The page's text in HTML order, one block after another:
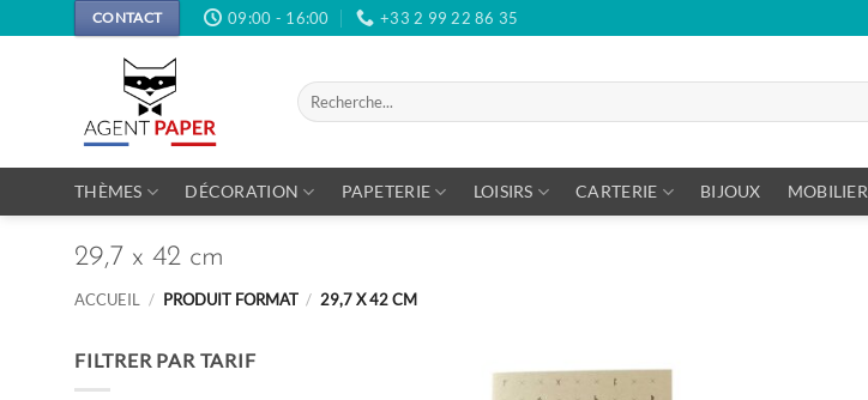
au
CONTACT 09:00 - 16:00 +33 2 99 22 86 35
Recherche
pour :
THÈMES DÉCORATION PAPETERIE LOISIRS CARTERIE BIJOUX MOBILIER
29,7 x 42 cm
ACCUEIL / PRODUIT FORMAT / 29,7 X 42 CM
FILTRER PAR TARIF